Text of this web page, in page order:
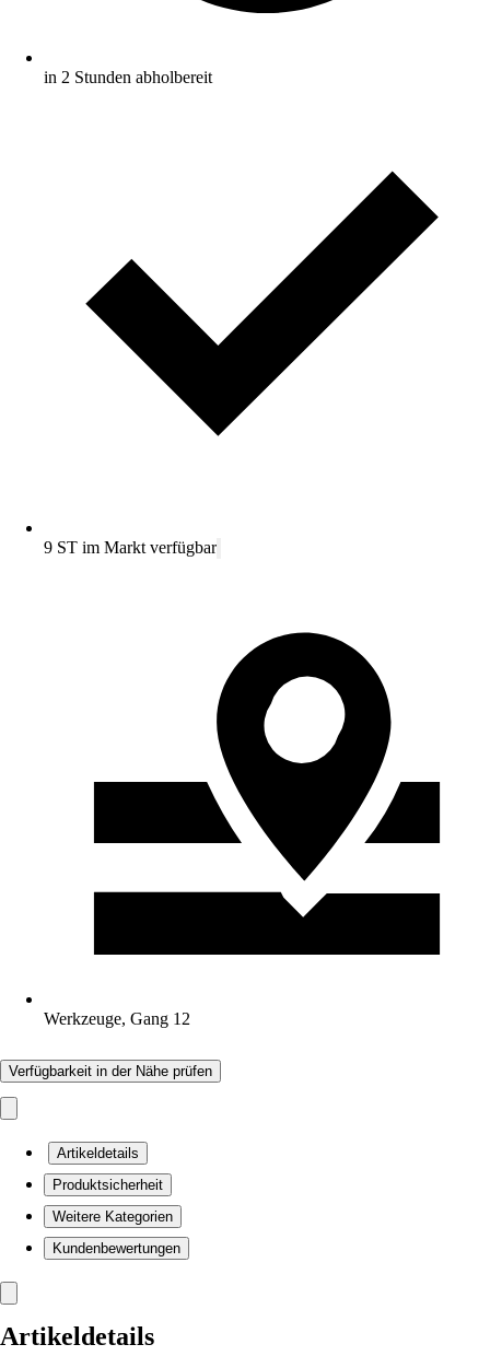
in 2 Stunden abholbereit
9 ST im Markt verfügbar
Werkzeuge, Gang 12
Verfügbarkeit in der Nähe prüfen
Artikeldetails
Produktsicherheit
Weitere Kategorien
Kundenbewertungen
Artikeldetails